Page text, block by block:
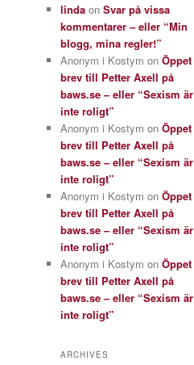
linda on Svar på vissa
kommentarer – eller “Min
blogg, mina regler!”
Anonym i Kostym on Öppet
brev till Petter Axell på
baws.se – eller “Sexism är
inte roligt”
Anonym i Kostym on Öppet
brev till Petter Axell på
baws.se – eller “Sexism är
inte roligt”
Anonym i Kostym on Öppet
brev till Petter Axell på
baws.se – eller “Sexism är
inte roligt”
Anonym i Kostym on Öppet
brev till Petter Axell på
baws.se – eller “Sexism är
inte roligt”
ARCHIVES